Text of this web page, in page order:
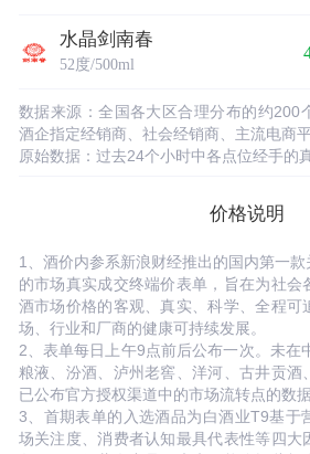
水晶剑南春
52度/500ml
数据来源：全国各大区合理分布的约200
酒企指定经销商、社会经销商、主流电商
原始数据：过去24个小时中各点位经手的
价格说明
1、酒价内参系新浪财经推出的国内第一
的市场真实成交终端价表单，旨在为社会
酒市场价格的客观、真实、科学、全程可
场、行业和厂商的健康可持续发展。
2、表单每日上午9点前后公布一次。未在
粮液、汾酒、泸州老窖、洋河、古井贡酒
已公布官方授权渠道中的市场流转点的数据
3、首期表单的入选酒品为白酒业T9基于
场关注度、消费者认知最具代表性等四大